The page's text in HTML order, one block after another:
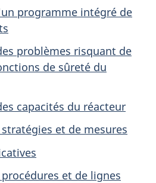
programme intégré de
problèmes risquant de
de sûreté du
capacités du réacteur
et de mesures
et de lignes